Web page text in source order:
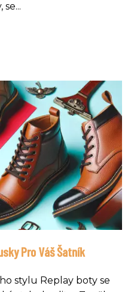
Pro Váš Šatník
stylu Replay boty se